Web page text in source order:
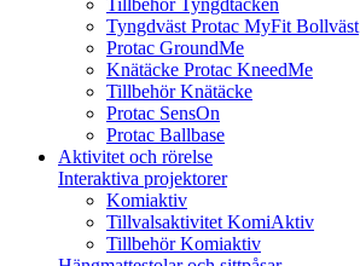
Tyngdväst Protac MyFit Bollväst
Protac GroundMe
Knätäcke Protac KneedMe
Tillbehör Knätäcke
Protac SensOn
Protac Ballbase
Aktivitet och rörelse
Interaktiva projektorer
Komiaktiv
Tillvalsaktivitet KomiAktiv
Tillbehör Komiaktiv